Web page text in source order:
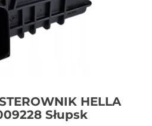
HELLA
Słupsk